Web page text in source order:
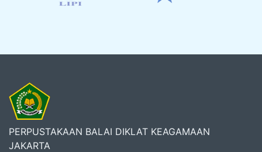
PERPUSTAKAAN BALAI DIKLAT KEAGAMAAN
JAKARTA